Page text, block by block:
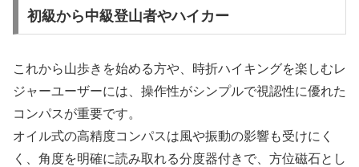
初級から中級登山者やハイカー
これから山歩きを始める方や、時折ハイキングを楽しむレ
ジャーユーザーには、操作性がシンプルで視認性に優れた
コンパスが重要です。
オイル式の高精度コンパスは風や振動の影響も受けにく
く、角度を明確に読み取れる分度器付きで、方位磁石とし